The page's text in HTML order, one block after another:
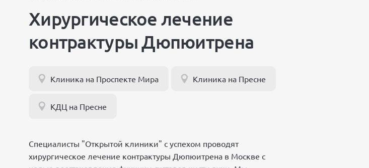
Хирургическое лечение
контрактуры Дюпюитрена
Клиника на Проспекте Мира Клиника на Пресне
КДЦ на Пресне
Специалисты "Открытой клиники" с успехом проводят
хирургическое лечение контрактуры Дюпюитрена в Москве с